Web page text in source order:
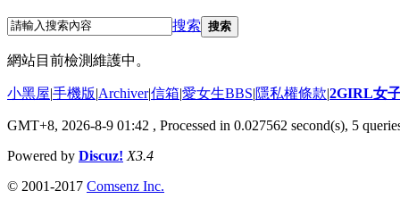
搜索 搜索
網站目前檢測維護中。
小黑屋|手機版|Archiver|信箱|愛女生BBS|隱私權條款|2GIRL女
GMT+8, 2026-8-9 01:42 , Processed in 0.027562 second(s), 5
Powered by Discuz! X3.4
© 2001-2017 Comsenz Inc.